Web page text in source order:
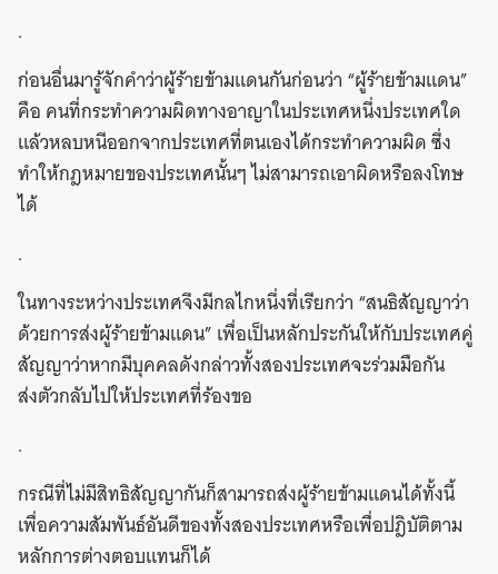
.
ก่อนอื่นมารู้จักคำว่าผู้ร้ายข้ามแดนกันก่อนว่า “ผู้ร้ายข้ามแดน”
คือ คนที่กระทำความผิดทางอาญาในประเทศหนึ่งประเทศใด
แล้วหลบหนีออกจากประเทศที่ตนเองได้กระทำความผิดซึ่ง
ทำให้กฎหมายของประเทศนั้นๆ ไม่สามารถเอาผิดหรือลงโทษ
ได้
.
ในทางระหว่างประเทศจึงมีกลไกหนึ่งที่เรียกว่า “สนธิสัญญาว่า
ด้วยการส่งผู้ร้ายข้ามแดน” เพื่อเป็นหลักประกันให้กับประเทศคู่
สัญญาว่าหากมีบุคคลดังกล่าวทั้งสองประเทศจะร่วมมือกัน
ส่งตัวกลับไปให้ประเทศที่ร้องขอ
.
กรณีที่ไม่มีสิทธิสัญญากันก็สามารถส่งผู้ร้ายข้ามแดนได้ทั้งนี้
เพื่อความสัมพันธ์อันดีของทั้งสองประเทศหรือเพื่อปฎิบัติตาม
หลักการต่างตอบแทนก็ได้